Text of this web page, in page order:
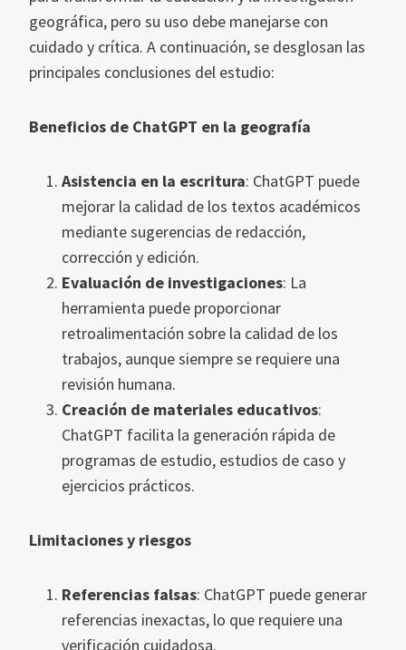
geográfica, pero su uso debe manejarse con
cuidado y crítica. A continuación, se desglosan las
principales conclusiones del estudio:
Beneficios de ChatGPT en la geografía
Asistencia en la escritura: ChatGPT puede
mejorar la calidad de los textos académicos
mediante sugerencias de redacción,
corrección y edición.
Evaluación de investigaciones: La
herramienta puede proporcionar
retroalimentación sobre la calidad de los
trabajos, aunque siempre se requiere una
revisión humana.
Creación de materiales educativos:
ChatGPT facilita la generación rápida de
programas de estudio, estudios de caso y
ejercicios prácticos.
Limitaciones y riesgos
Referencias falsas: ChatGPT puede generar
referencias inexactas, lo que requiere una
verificación cuidadosa.